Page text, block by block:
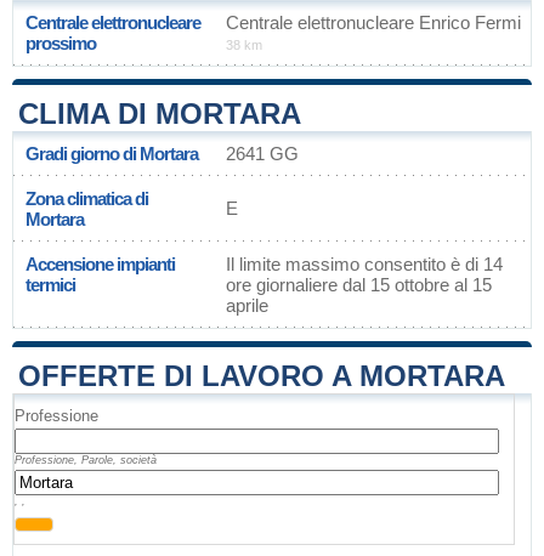
Centrale elettronucleare
prossimo
Centrale elettronucleare Enrico Fermi
38 km
CLIMA DI MORTARA
Gradi giorno di Mortara 2641 GG
Zona climatica di
Mortara
E
Accensione impianti
termici
Il limite massimo consentito è di 14
ore giornaliere dal 15 ottobre al 15
aprile
OFFERTE DI LAVORO A MORTARA
Professione
Professione, Parole, società
, ,